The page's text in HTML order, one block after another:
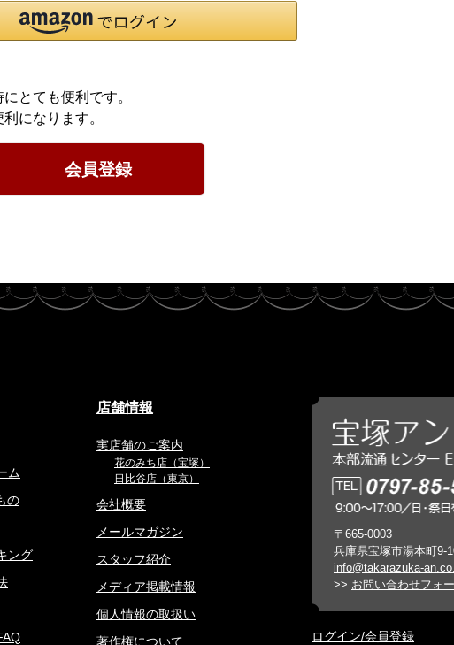
とても便利です。
になります。
会員登録
ム
の
ング
店舗情報
実店舗のご案内
花のみち店（宝塚）
日比谷店（東京）
会社概要
メールマガジン
スタッフ紹介
メディア掲載情報
個人情報の取扱い
著作権について
〒665-0003
兵庫県宝塚市湯本町9-
info@takarazuka-
>> お問い合わせフォ
ログイン/会員登録